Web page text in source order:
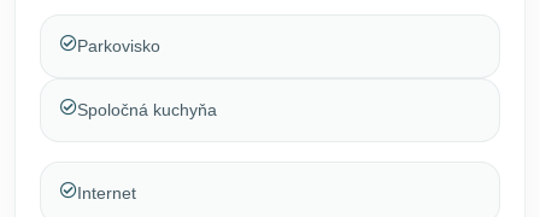
Parkovisko
Spoločná kuchyňa
Internet